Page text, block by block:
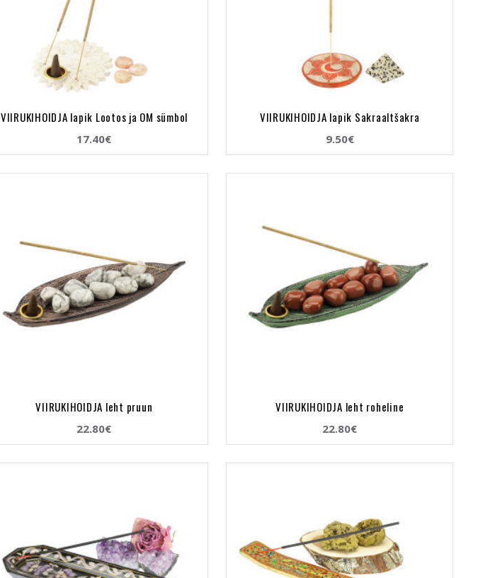
VIIRUKIHOIDJA lapik Lootos ja OM sümbol
17.40€
VIIRUKIHOIDJA lapik Sakraaltšakra
9.50€
VIIRUKIHOIDJA leht pruun
22.80€
VIIRUKIHOIDJA leht roheline
22.80€